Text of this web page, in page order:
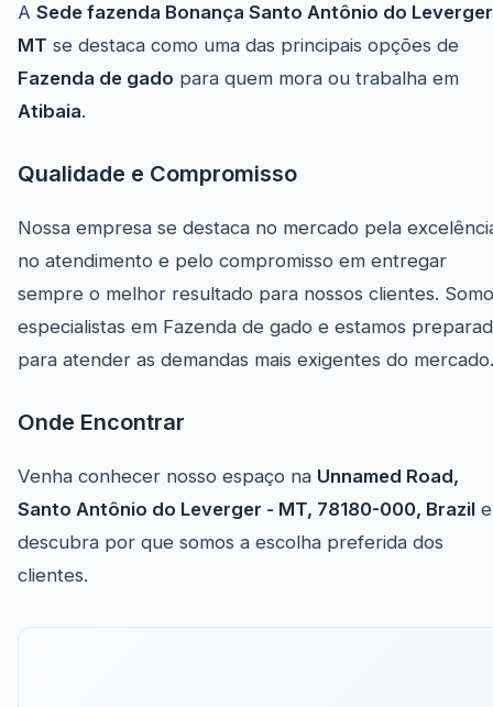
A Sede fazenda Bonança Santo Antônio do Leverger
MT se destaca como uma das principais opções de
Fazenda de gado para quem mora ou trabalha em
Atibaia.
Qualidade e Compromisso
Nossa empresa se destaca no mercado pela
no atendimento e pelo compromisso em entregar
sempre o melhor resultado para nossos clientes.
especialistas em Fazenda de gado e estamos
para atender as demandas mais exigentes do mercado.
Onde Encontrar
Venha conhecer nosso espaço na Unnamed Road,
Santo Antônio do Leverger - MT, 78180-000, Brazil e
descubra por que somos a escolha preferida dos
clientes.